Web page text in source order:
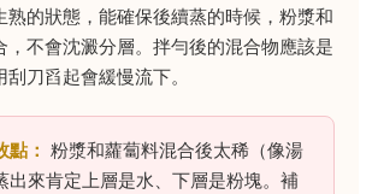
熟的狀態，能確保後續蒸的時候，粉漿和
，不會沈澱分層。拌勻後的混合物應該是
刀舀起會緩慢流下。
： 粉漿和蘿蔔料混合後太稀（像湯
出來肯定上層是水、下層是粉塊。補